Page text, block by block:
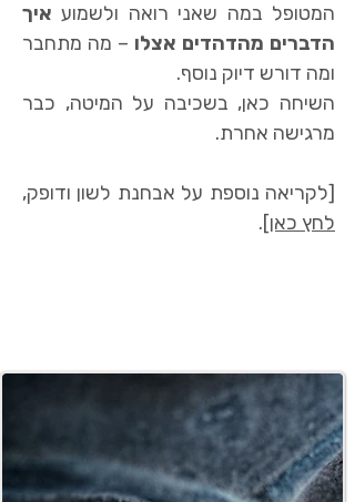
המטופל במה שאני רואה ולשמוע איך
הדברים מהדהדים אצלו – מה מתחבר
ומה דורש דיוק נוסף.
השיחה כאן, בשכיבה על המיטה, כבר
מרגישה אחרת.
[לקריאה נוספת על אבחנת לשון ודופק,
לחץ כאן].